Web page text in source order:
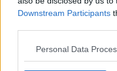
Downstream Participants
Personal Data
Con Marmo